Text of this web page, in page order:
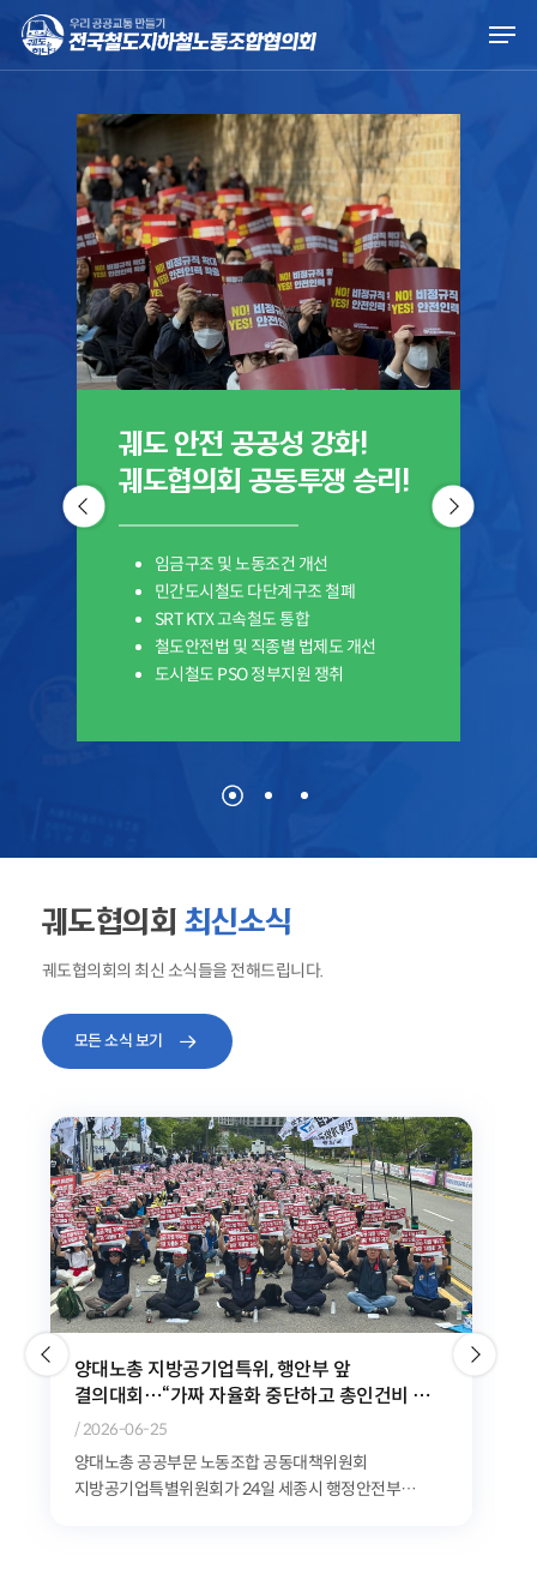
main
궤도 안전 공공성 강화!
궤도협의회 공동투쟁 승리!
임금구조 및 노동조건 개선
민간도시철도 다단계구조 철폐
SRT KTX 고속철도 통합
철도안전법 및 직종별 법제도 개선
도시철도 PSO 정부지원 쟁취
궤도협의회 최신소식
궤도협의회의 최신 소식들을 전해드립니다.
모든 소식 보기
위험천만한 민자철도, 이대로는 시민과 노동자의
안전을 담보할 수 없다
/ 2026-06-10
공공운수노조는 9일 오전 11시 청와대 분수대 앞에서
'GTX-A 삼성역 철근 누락 사태로 본 민자철도 안전문제